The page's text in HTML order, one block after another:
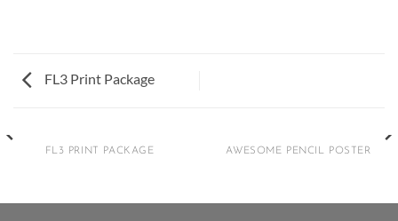
FL3 Print Package
FL3 PRINT PACKAGE AWESOME PENCIL POSTER